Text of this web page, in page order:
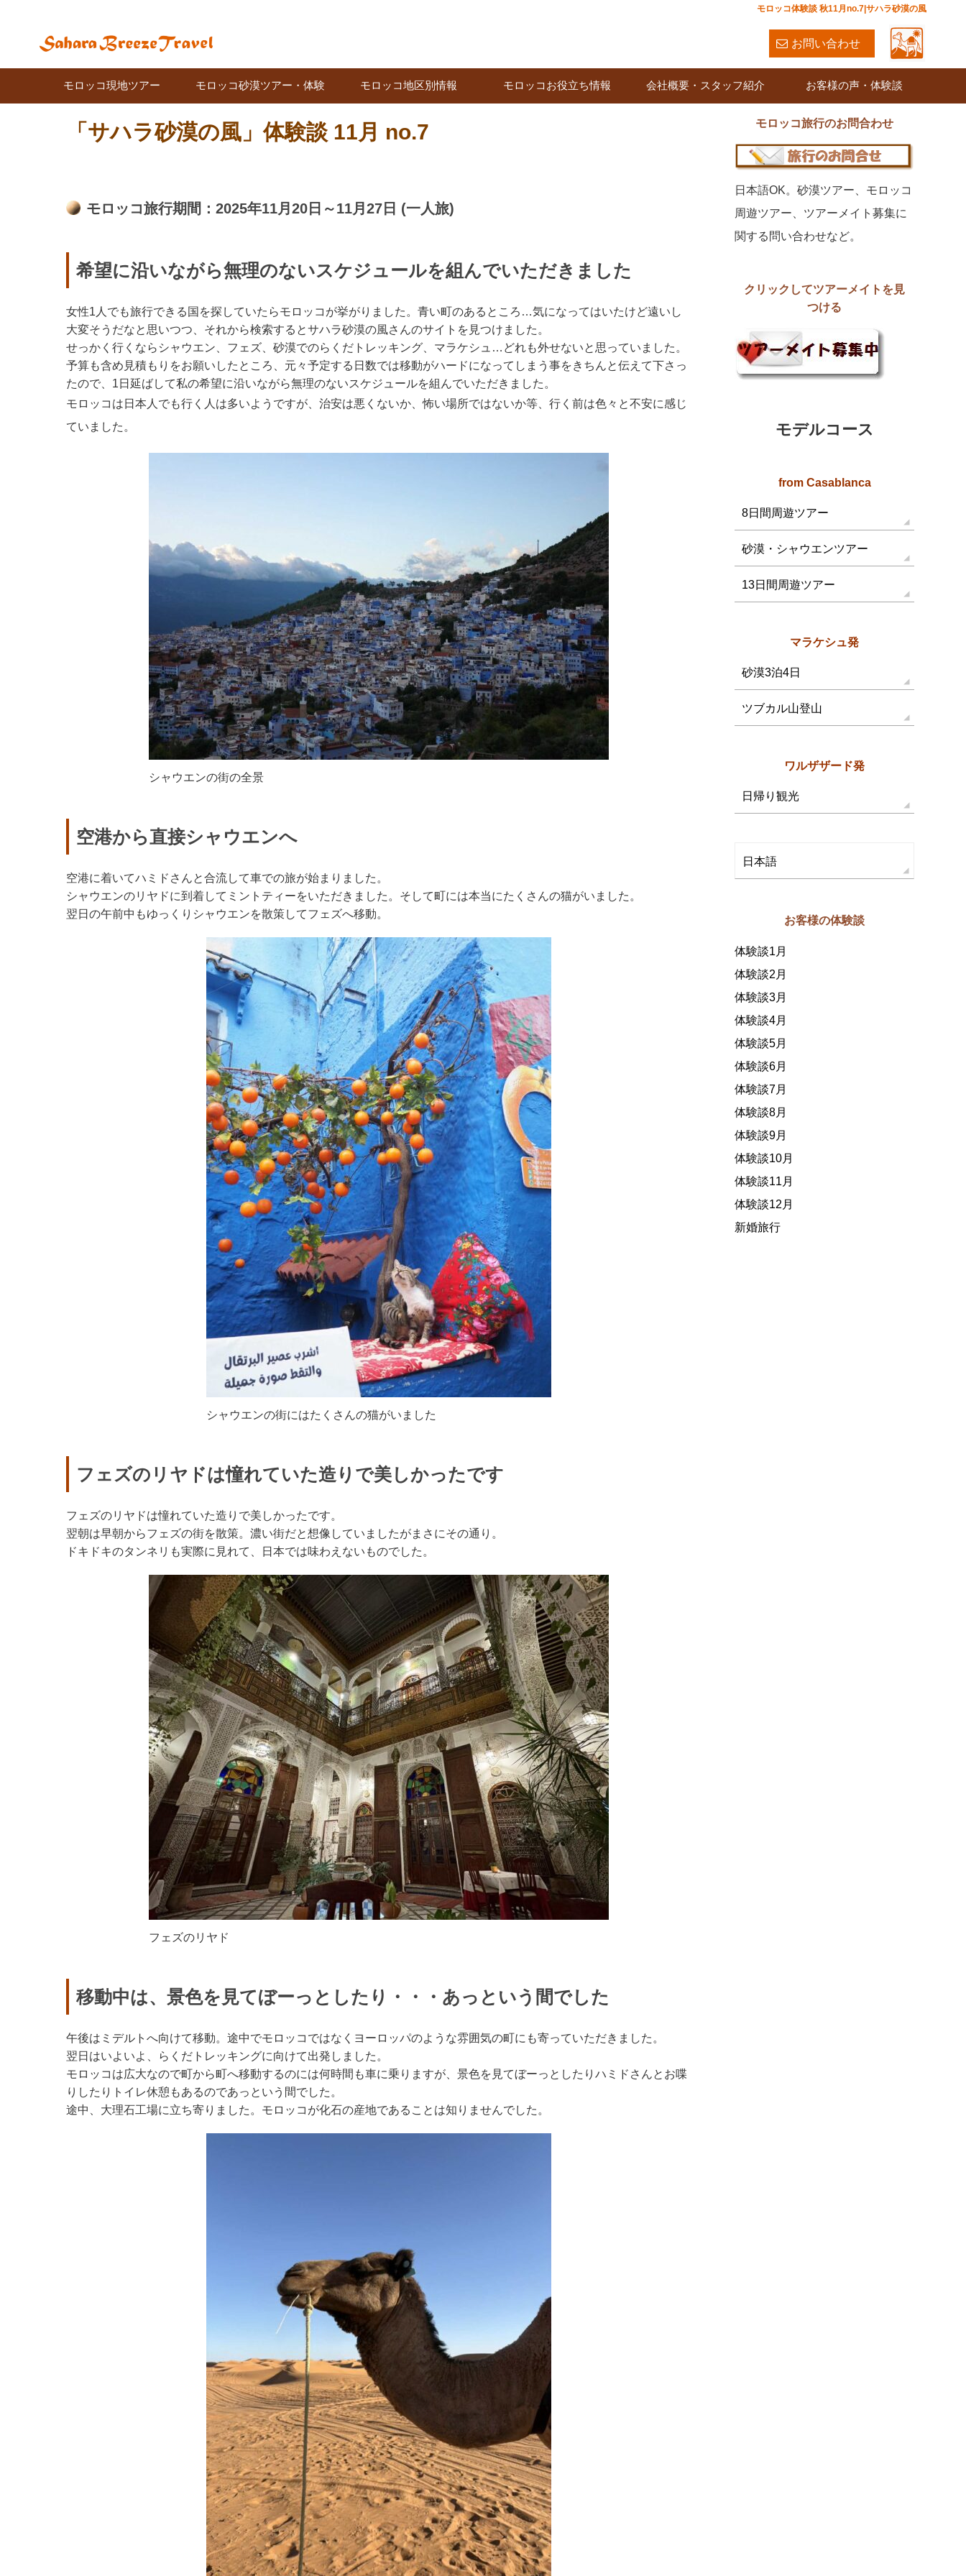
モロッコ体験談 秋11月no.7|サハラ砂漠の風
お問い合わせ
モロッコ現地ツアー モロッコ砂漠ツアー・体験 モロッコ地区別情報 モロッコお役立ち情報 会社概要・スタッフ紹介 お客様の声・体験談
「サハラ砂漠の風」体験談 11月 no.7
モロッコ旅行期間：2025年11月20日～11月27日 (一人旅)
希望に沿いながら無理のないスケジュールを組んでいただきました
女性1人でも旅行できる国を探していたらモロッコが挙がりました。青い町のあるところ…気になってはいたけど遠いし
大変そうだなと思いつつ、それから検索するとサハラ砂漠の風さんのサイトを見つけました。
せっかく行くならシャウエン、フェズ、砂漠でのらくだトレッキング、マラケシュ…どれも外せないと思っていました。
予算も含め見積もりをお願いしたところ、元々予定する日数では移動がハードになってしまう事をきちんと伝えて下さっ
たので、1日延ばして私の希望に沿いながら無理のないスケジュールを組んでいただきました。
モロッコは日本人でも行く人は多いようですが、治安は悪くないか、怖い場所ではないか等、行く前は色々と不安に感じ
ていました。
シャウエンの街の全景
空港から直接シャウエンへ
空港に着いてハミドさんと合流して車での旅が始まりました。
シャウエンのリヤドに到着してミントティーをいただきました。そして町には本当にたくさんの猫がいました。
翌日の午前中もゆっくりシャウエンを散策してフェズへ移動。
シャウエンの街にはたくさんの猫がいました
フェズのリヤドは憧れていた造りで美しかったです
フェズのリヤドは憧れていた造りで美しかったです。
翌朝は早朝からフェズの街を散策。濃い街だと想像していましたがまさにその通り。
ドキドキのタンネリも実際に見れて、日本では味わえないものでした。
フェズのリヤド
移動中は、景色を見てぼーっとしたり・・・あっという間でした
午後はミデルトへ向けて移動。途中でモロッコではなくヨーロッパのような雰囲気の町にも寄っていただきました。
翌日はいよいよ、らくだトレッキングに向けて出発しました。
モロッコは広大なので町から町へ移動するのには何時間も車に乗りますが、景色を見てぼーっとしたりハミドさんとお喋
りしたりトイレ休憩もあるのであっという間でした。
途中、大理石工場に立ち寄りました。モロッコが化石の産地であることは知りませんでした。
モロッコ旅行のお問合わせ
日本語OK。砂漠ツアー、モロッコ
周遊ツアー、ツアーメイト募集に
関する問い合わせなど。
クリックしてツアーメイトを見
つける
モデルコース
from Casablanca
8日間周遊ツアー
砂漠・シャウエンツアー
13日間周遊ツアー
マラケシュ発
砂漠3泊4日
ツブカル山登山
ワルザザード発
日帰り観光
日本語
お客様の体験談
体験談1月
体験談2月
体験談3月
体験談4月
体験談5月
体験談6月
体験談7月
体験談8月
体験談9月
体験談10月
体験談11月
体験談12月
新婚旅行